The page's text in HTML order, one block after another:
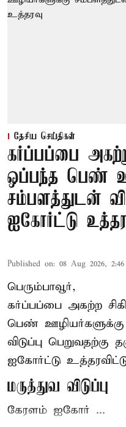
தேசிய செய்திகள்
கர்ப்பப்பை
ஒப்பந்த பெண்
சம்பளத்துடன்
ஐகோர்ட்டு
Published on: 08 Aug 2026,
பெரும்பாவூர்,
கர்ப்பப்பை அகற்ற
பெண் ஊழியர்களுக்கு
விடுப்பு பெறுவதற்கு
ஐகோர்ட்டு
மருத்துவ விடுப்பு
கேரளம் ஐகோர் ...